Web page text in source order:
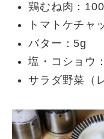
鶏むね肉：
トマトケチャ
バター：5g
塩・コショウ
サラダ野菜（